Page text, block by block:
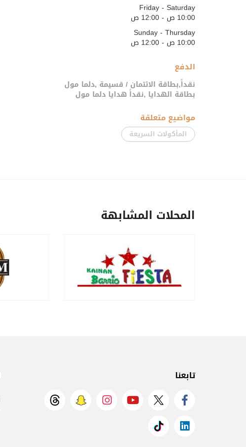
Friday - Saturday
10:00 ص - 12:00 ص
Sunday - Thursday
10:00 ص - 12:00 ص
الدفع
نقداً,بطاقة الائتمان / قسيمة ,دلما مول
بطاقة الهدايا ,نقداً هدايا دلما مول
مواضيع متعلقة
المأكولات السريعة
المحلات المشابهة
تابعنا